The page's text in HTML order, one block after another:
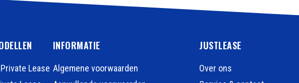
Lease
INFORMATIE
Algemene voorwaarden
JUSTLEASE
Over ons